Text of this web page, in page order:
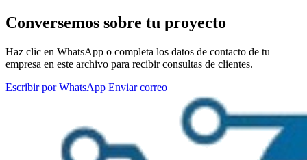
Conversemos sobre tu proyecto
Haz clic en WhatsApp o completa los datos de contacto de tu
empresa en este archivo para recibir consultas de clientes.
Escribir por WhatsApp Enviar correo